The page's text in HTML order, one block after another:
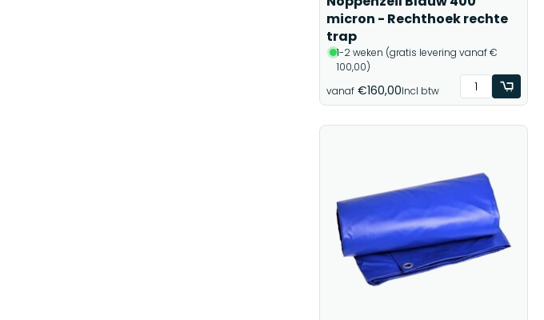
micron - Rechthoek rechte
trap
1-2 weken (gratis levering vanaf €
100,00)
vanaf €160,00Incl btw